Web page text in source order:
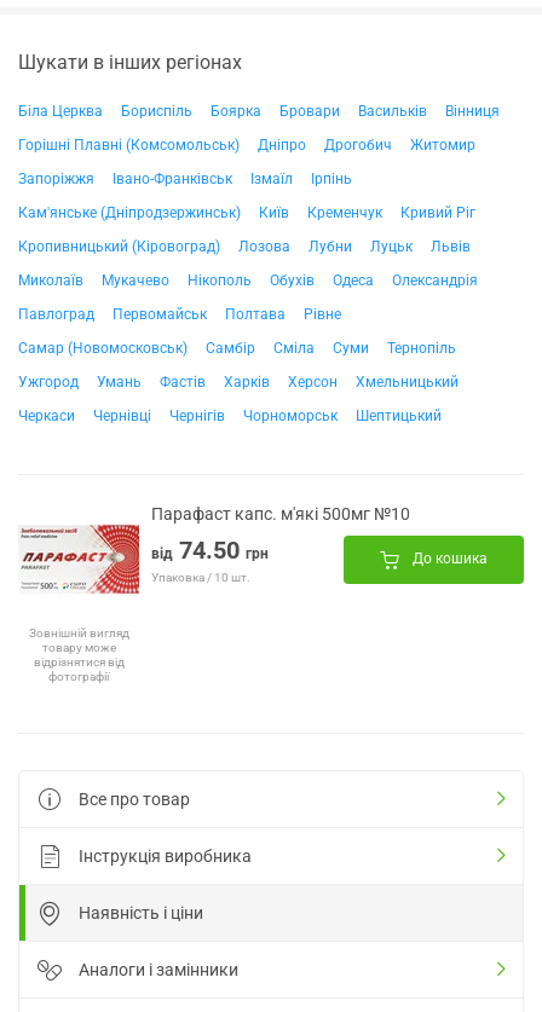
Шукати в інших регіонах
Біла Церква Бориспіль Боярка Бровари Васильків
Вінниця
Горішні Плавні (Комсомольськ)
Дніпро Дрогобич
Житомир
Запоріжжя
Івано-Франківськ Ізмаїл
Ірпінь
Кам'янське (Дніпродзержинськ)
Київ Кременчук
Кривий Ріг
Кропивницький (Кіровоград)
Лозова Лубни Луцьк
Львів
Миколаїв
Мукачево Нікополь Обухів Одеса
Олександрія
Павлоград
Первомайськ Полтава
Рівне
Самар (Новомосковськ)
Самбір Сміла Суми
Тернопіль
Ужгород
Умань Фастів Харків Херсон
Хмельницький
Черкаси
Чернівці Чернігів Чорноморськ Шептицький
Зовнішній вигляд
товару може
відрізнятися від
фотографії
Парафаст капс. м'які 500мг №10
від 74.50 грн
Упаковка / 10 шт.
До кошика
Все про товар
Інструкція виробника
Наявність і ціни
Аналоги і замінники